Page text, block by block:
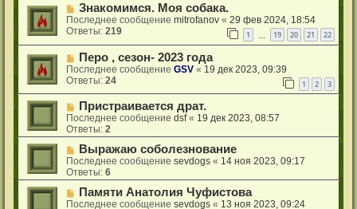
Знакомимся. Моя собака.
Последнее сообщениеmitrofanov «29 фев 2024, 18:54
Ответы:219 1 19 20 21 22
Перо , сезон- 2023 года
Последнее сообщениеGSV « 19 дек 2023, 09:39
Ответы:24 1 2 3
Пристраивается драт.
Последнее сообщениеdsf« 19 дек 2023, 08:57
Ответы:2
Выражаю соболезнование
Последнее сообщениеsevdogs « 14 ноя 2023, 09:17
Ответы:6
Памяти Анатолия Чуфистова
Последнее сообщениеsevdogs « 13 ноя 2023, 09:24